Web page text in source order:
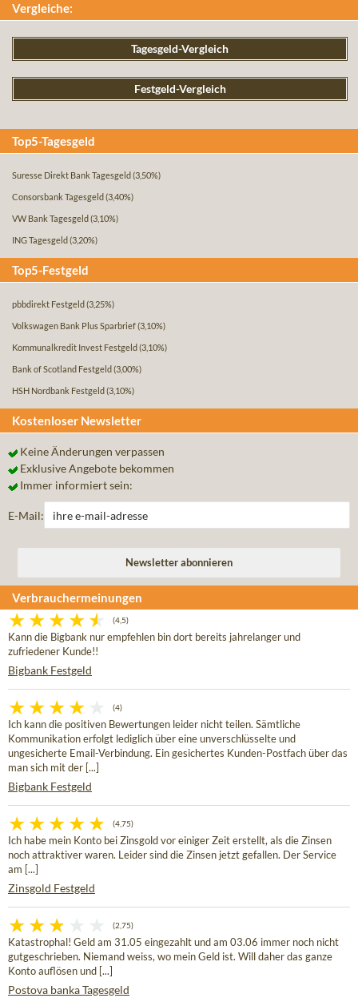
Vergleiche:
Tagesgeld-Vergleich
Festgeld-Vergleich
Top5-Tagesgeld
Suresse Direkt Bank Tagesgeld (3,50%)
Consorsbank Tagesgeld (3,40%)
VW Bank Tagesgeld (3,10%)
ING Tagesgeld (3,20%)
Top5-Festgeld
pbbdirekt Festgeld (3,25%)
Volkswagen Bank Plus Sparbrief(3,10%)
Kommunalkredit Invest Festgeld (3,10%)
Bank of Scotland Festgeld (3,00%)
HSH Nordbank Festgeld (3,10%)
Kostenloser Newsletter
Keine Änderungen verpassen
Exklusive Angebote bekommen
Immer informiert sein:
E-Mail:
Verbrauchermeinungen
(4,5)
Kann die Bigbank nur empfehlen bin dort bereits jahrelanger und
zufriedener Kunde!!
Bigbank Festgeld
(4)
Ich kann die positiven Bewertungen leider nicht teilen. Sämtliche
Kommunikation erfolgt lediglich über eine unverschlüsselte und
ungesicherte Email-Verbindung. Ein gesichertes Kunden-Postfach über das
man sich mit der [...]
Bigbank Festgeld
(4,75)
Ich habe mein Konto bei Zinsgold vor einiger Zeit erstellt, als die Zinsen
noch attraktiver waren. Leider sind die Zinsen jetzt gefallen. Der Service
am [...]
Zinsgold Festgeld
(2,75)
Katastrophal! Geld am 31.05 eingezahlt und am 03.06 immer noch nicht
gutgeschrieben. Niemand weiss, wo mein Geld ist. Will daher das ganze
Konto auflösen und [...]
Postova banka Tagesgeld